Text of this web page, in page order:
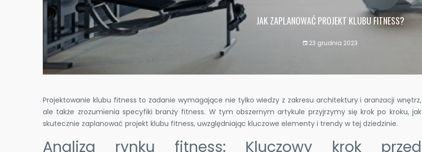
JAK ZAPLANOWAĆ PROJEKT KLUBU FITNESS?
23 grudnia 2023
Projektowanie klubu fitness to zadanie wymagające nie tylko wiedzy z zakresu architektury i aranżacji wnętrz,
ale także zrozumienia specyfiki branży fitness. W tym obszernym artykule przyjrzymy się krok po kroku, jak
skutecznie zaplanować projekt klubu fitness, uwzględniając kluczowe elementy i trendy w tej dziedzinie.
Analiza rynku fitness: Kluczowy krok przed